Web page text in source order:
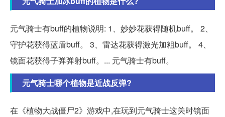
元气骑士有buff的植物说明: 1、妙妙花获得随机buff。 2、
守护花获得蓝盾buff。 3、雷达花获得激光加粗buff。 4、
镜面花获得子弹弹射buff。... 元气骑士有buff。
元气骑士哪个植物是近战反弹?
在《植物大战僵尸2》游戏中,在玩到元气骑士这关时镜面